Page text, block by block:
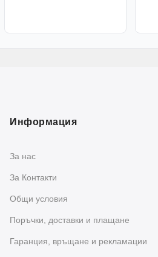
Информация
За нас
За Контакти
Общи условия
Поръчки, доставки и плащане
Гаранция, връщане и рекламации